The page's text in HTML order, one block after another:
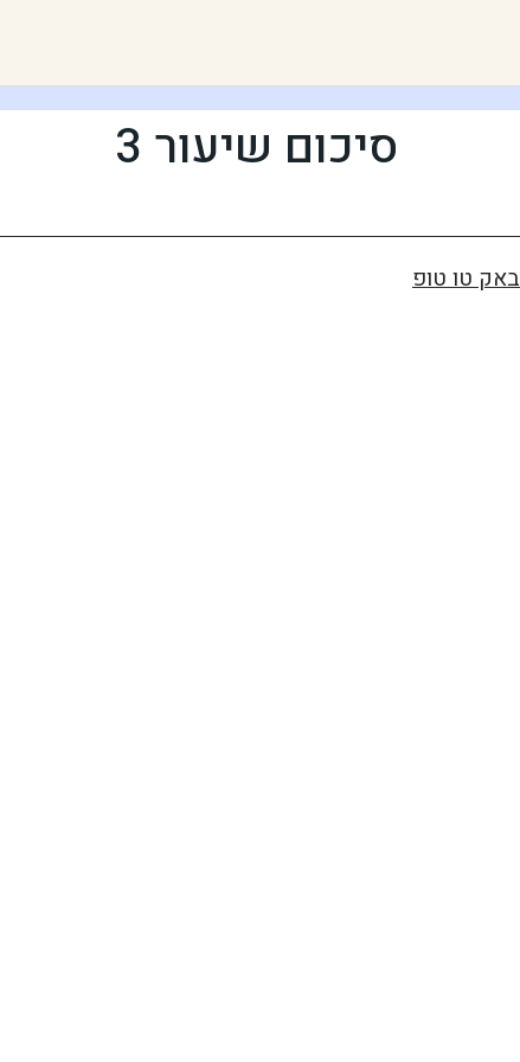
סיכום שיעור 3
באק טו טופ